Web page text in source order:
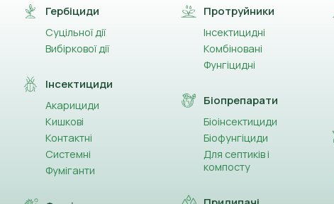
Гербіциди
Суцільної дії
Вибіркової дії
Інсектициди
Акарициди
Кишкові
Контактні
Системні
Фуміганти
Протруйники
Інсектицидні
Комбіновані
Фунгіцидні
Біопрепарати
Біоінсектициди
Біофунгіциди
Для септиків і
компосту